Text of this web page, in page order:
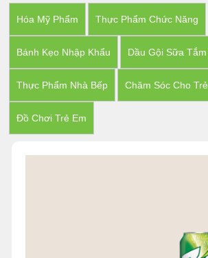
Hóa Mỹ Phẩm Thực Phẩm Chức Năng
Bánh Kẹo Nhập Khẩu Dầu Gội Sữa Tắm
Thực Phẩm Nhà Bếp Chăm Sóc Cho Trẻ
Đồ Chơi Trẻ Em